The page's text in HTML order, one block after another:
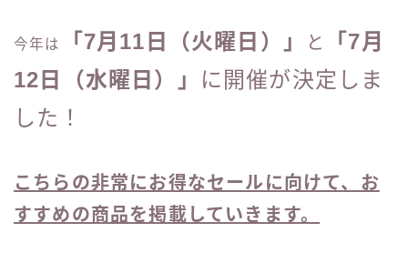
今年は 「7月11日（火曜日）」 と
「7月
12日（水曜日）」
に開催が決定しま
した！
こちらの非常にお得なセールに向けて、お
すすめの商品を掲載していきます。